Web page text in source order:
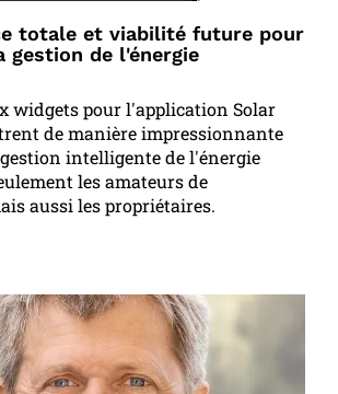
totale et viabilité future pour
gestion de l'énergie
widgets pour l'application Solar
de manière impressionnante
intelligente de l'énergie
les amateurs de
aussi les propriétaires.